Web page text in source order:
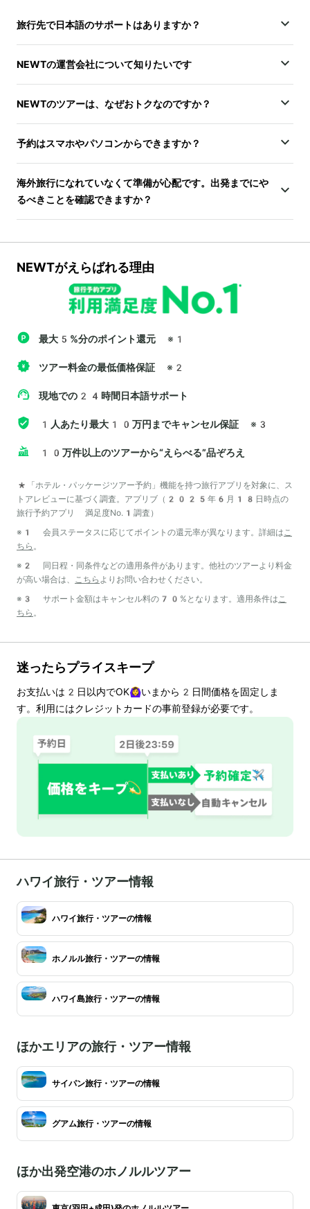
旅行先で日本語のサポートはありますか？
NEWTの運営会社について知りたいです
NEWTのツアーは、なぜおトクなのですか？
予約はスマホやパソコンからできますか？
海外旅行になれていなくて準備が心配です。出発までにや
るべきことを確認できますか？
NEWTがえらばれる理由
最大5%分のポイント還元 ※1
ツアー料金の最低価格保証 ※2
現地での24時間日本語サポート
1人あたり最大10万円までキャンセル保証 ※3
10万件以上のツアーから“えらべる”品ぞろえ
*「ホテル・パッケージツアー予約」機能を持つ旅行アプリを対象に、ス
トアレビューに基づく調査。アプリブ（2025年6月18日時点の
旅行予約アプリ 満足度No.1調査）
※1 会員ステータスに応じてポイントの還元率が異なります。詳細は こ
ちら 。
※2 同日程・同条件などの適用条件があります。他社のツアーより料金
が高い場合は、
こちら よりお問い合わせください。
※3 サポート金額はキャンセル料の70%となります。適用条件は こ
ちら 。
迷ったらプライスキープ
お支払いは 2 日以内でOK🙆‍♀️いまから 2 日間価格を固定しま
す。利用にはクレジットカードの事前登録が必要です。
ハワイ旅行・ツアー情報
ハワイ旅行・ツアーの情報
ホノルル旅行・ツアーの情報
ハワイ島旅行・ツアーの情報
ほかエリアの旅行・ツアー情報
サイパン旅行・ツアーの情報
グアム旅行・ツアーの情報
ほか出発空港のホノルルツアー